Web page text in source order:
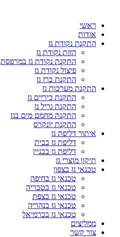
ראשי
אודות
התקנת נקודת גז
הזזת נקודת גז
התקנת נקודת גז במרפסת
פיצול נקודת גז
התקנת ברז גז
התקנת מערכות גז
התקנת כיריים גז
התקנת גריל גז
התקנת מחמם מים בגז
התקנת יונקרס
איתור דליפת גז
דליפת גז בבית
דליפת גז בבניין
תיקון מוצרי גז
טכנאי גז בצפון
טכנאי גז בחיפה
טכנאי גז בטבריה
טכנאי גז בצפת
טכנאי גז בנהריה
טכנאי גז בכרמיאל
ממליצים
צור קשר